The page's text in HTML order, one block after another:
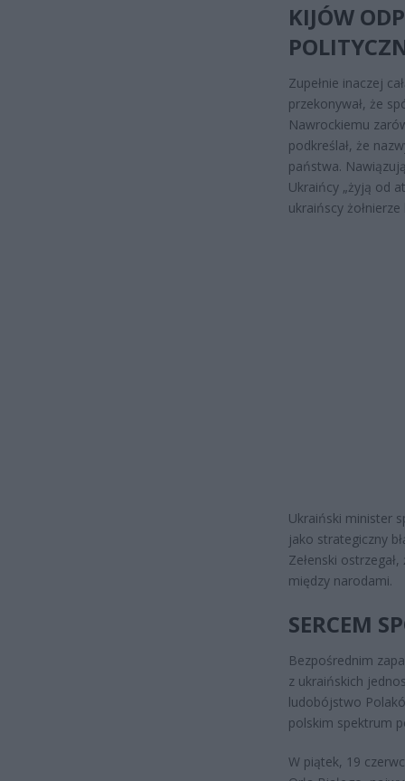
KIJÓW
Zupełnie inaczej
przekonywał, że
Nawrockiemu
podkreślał, że
państwa.
Ukraińcy „żyją od
ukraińscy
Ukraiński minister
jako strategiczny
Zełenski
między narodami.
SERCEM
Bezpośrednim
z ukraińskich
ludobójstwo
polskim spektrum
W piątek, 19